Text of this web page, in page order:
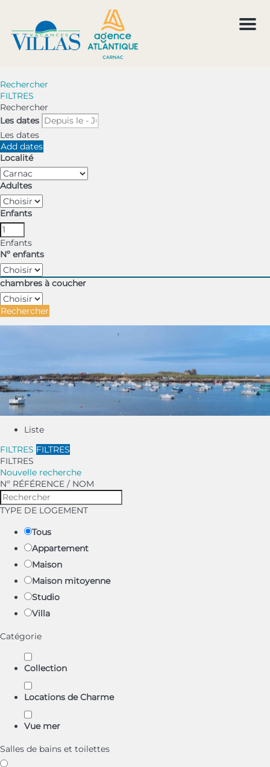
Menu
Rechercher
FILTRES
Rechercher
Les dates
Les dates
Add dates
Localité
Adultes
Enfants
Enfants
Nº enfants
chambres à coucher
Rechercher
Liste
FILTRES FILTRES
FILTRES
Nouvelle recherche
Nº RÉFÉRENCE / NOM
TYPE DE LOGEMENT
Tous
Appartement
Maison
Maison mitoyenne
Studio
Villa
Catégorie
Collection
Locations de Charme
Vue mer
Salles de bains et toilettes